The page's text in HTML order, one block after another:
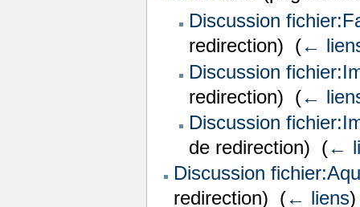
Discussion
redirection) ‎ (←
Discussion
redirection) ‎ (←
Discussion
de redirection) ‎ (←
Discussion
redirection) ‎ (← liens)